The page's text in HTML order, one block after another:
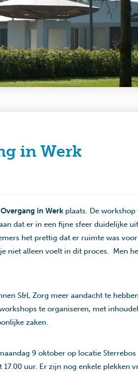
in Werk
Overgang in Werk plaats. De
dat er in een fijne sfeer duidelijke
het prettig dat er ruimte was
niet alleen voelt in dit proces. Men
S&L Zorg meer aandacht te
te organiseren, met
zaken.
9 oktober op locatie Sterrebos
uur. Er zijn nog enkele plekken